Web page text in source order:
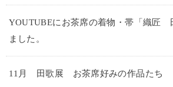
YOUTUBEにお茶席の着物・帯「織匠
ました。
11月 田歌展 お茶席好みの作品たち